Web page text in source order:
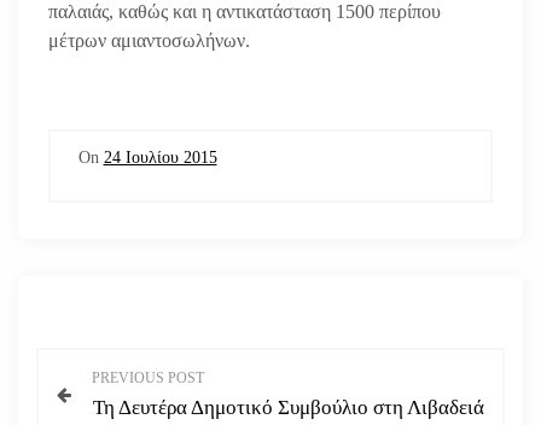
παλαιάς, καθώς και η αντικατάσταση 1500 περίπου
μέτρων αμιαντοσωλήνων.
On 24 Ιουλίου 2015
PREVIOUS POST
Τη Δευτέρα Δημοτικό Συμβούλιο στη Λιβαδειά